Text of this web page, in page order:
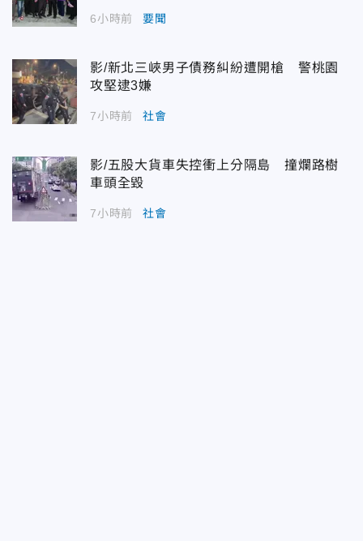
6小時前 要聞
影/新北三峽男子債務糾紛遭開槍 警桃園
攻堅逮3嫌
7小時前 社會
影/五股大貨車失控衝上分隔島 撞爛路樹
車頭全毀
7小時前 社會